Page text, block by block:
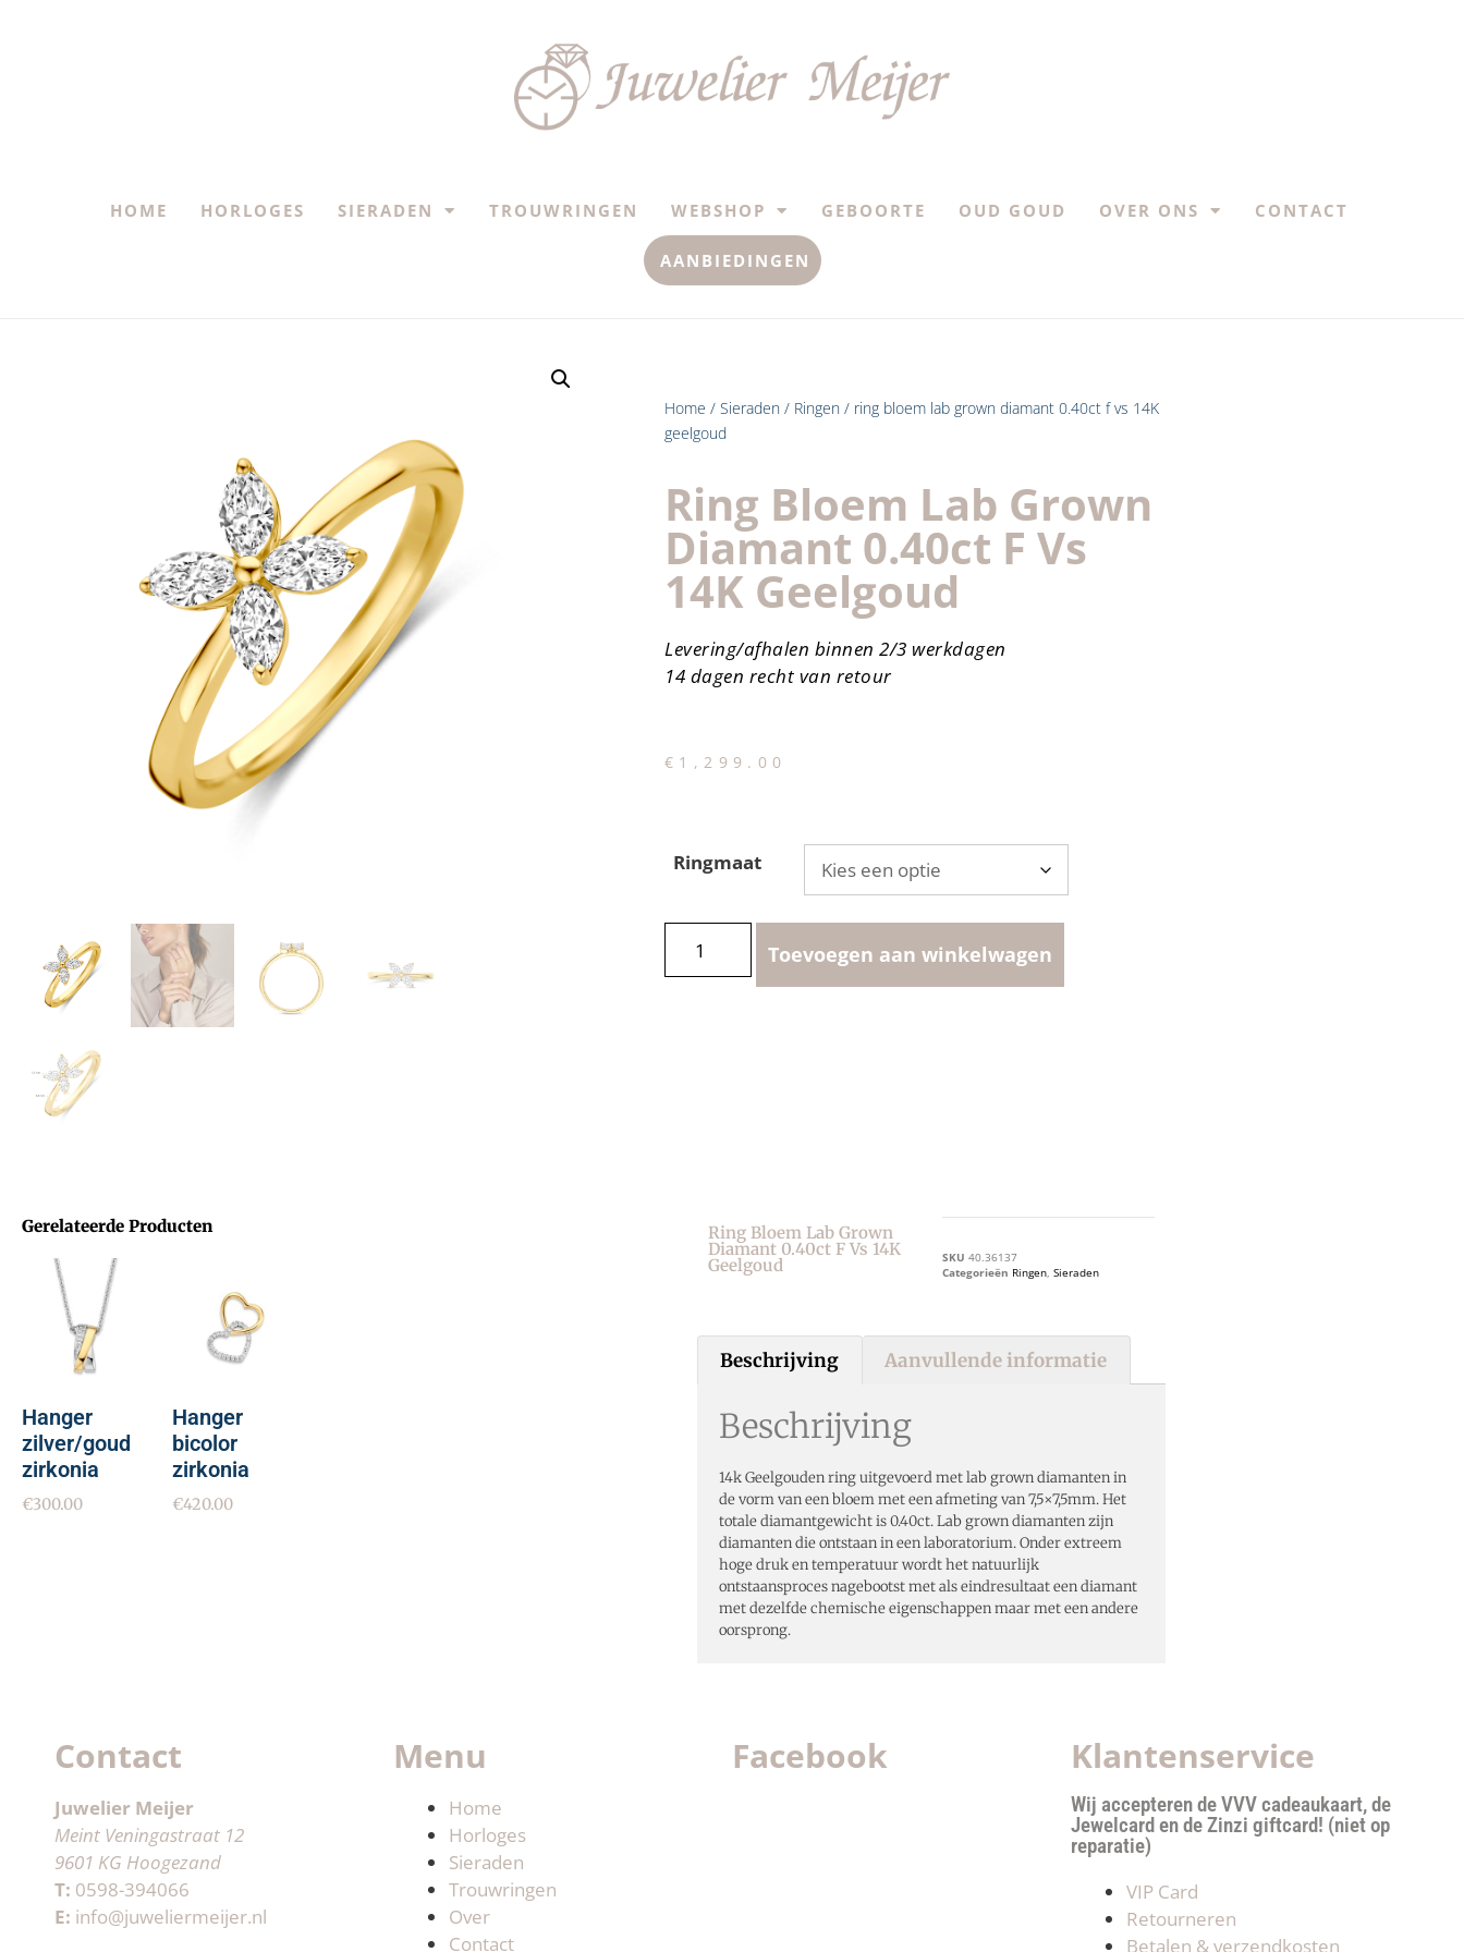
HOME HORLOGES SIERADEN TROUWRINGEN WEBSHOP GEBOORTE OUD GOUD OVER ONS CONTACT
AANBIEDINGEN
Home / Sieraden / Ringen / ring bloem lab grown diamant 0.40ct f vs 14K
geelgoud
Ring Bloem Lab Grown
Diamant 0.40ct F Vs
14K Geelgoud
Levering/afhalen binnen 2/3 werkdagen
14 dagen recht van retour
€ 1,299.00
Ringmaat
Toevoegen aan winkelwagen
Gerelateerde Producten
Hanger
zilver/goud
zirkonia
€300.00
Hanger
bicolor
zirkonia
€420.00
Ring Bloem Lab Grown
Diamant 0.40ct F Vs 14K
Geelgoud SKU 40.36137
Categorieën Ringen, Sieraden
Beschrijving Aanvullende informatie
Beschrijving
14k Geelgouden ring uitgevoerd met lab grown diamanten in
de vorm van een bloem met een afmeting van 7,5×7,5mm. Het
totale diamantgewicht is 0.40ct. Lab grown diamanten zijn
diamanten die ontstaan in een laboratorium. Onder extreem
hoge druk en temperatuur wordt het natuurlijk
ontstaansproces nagebootst met als eindresultaat een diamant
met dezelfde chemische eigenschappen maar met een andere
oorsprong.
Contact
Juwelier Meijer
Meint Veningastraat 12
9601 KG Hoogezand
T: 0598-394066
E: info@juweliermeijer.nl
Menu
Home
Horloges
Sieraden
Trouwringen
Over
Contact
Facebook Klantenservice
Wij accepteren de VVV cadeaukaart, de
Jewelcard en de Zinzi giftcard! (niet op
reparatie)
VIP Card
Retourneren
Betalen & verzendkosten